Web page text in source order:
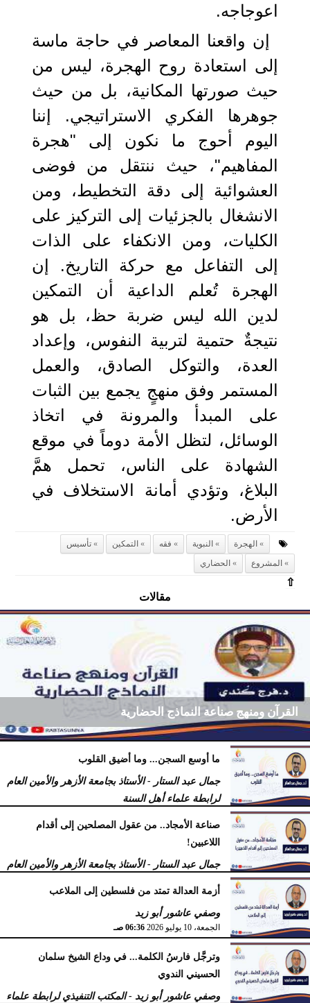
اعوجاجه.
إن واقعنا المعاصر في حاجة ماسة
إلى استعادة روح الهجرة، ليس من
حيث صورتها المكانية، بل من حيث
جوهرها الفكري الاستراتيجي. إننا
اليوم أحوج ما نكون إلى "هجرة
المفاهيم"، حيث ننتقل من فوضى
العشوائية إلى دقة التخطيط، ومن
الانشغال بالجزئيات إلى التركيز على
الكليات، ومن الانكفاء على الذات
إلى التفاعل مع حركة التاريخ. إن
الهجرة تُعلم الداعية أن التمكين
لدين الله ليس ضربة حظ، بل هو
نتيجةٌ حتمية لتربية النفوس، وإعداد
العدة، والتوكل الصادق، والعمل
المستمر وفق منهجٍ يجمع بين الثبات
على المبدأ والمرونة في اتخاذ
الوسائل، لتظل الأمة دوماً في موقع
الشهادة على الناس، تحمل همَّ
البلاغ، وتؤدي أمانة الاستخلاف في
الأرض.
الهجرة النبوية فقه التمكين
تأسيس
المشروع
الحضاري
⇧
مقالات
القرآن ومنهج صناعة النماذج الحضارية
فرج كُندي - رئيس مركز الكُندي للدراسات والبحوث
السبت، 18 يوليو 2026 09:14 مـ
ما أوسع السجن... وما أضيق القلوب
جمال عبد الستار - الأستاذ بجامعة الأزهر والأمين العام
لرابطة علماء أهل السنة
السبت، 18 يوليو 2026 12:29 مـ
صناعة الأمجاد.. من عقول المصلحين إلى أقدام
اللاعبين!
جمال عبد الستار - الأستاذ بجامعة الأزهر والأمين العام
لرابطة علماء أهل السنة
الأربعاء، 15 يوليو 2026 09:08 صـ
أزمة العدالة تمتد من فلسطين إلى الملاعب
وصفي عاشور أبو زيد
الجمعة، 10 يوليو 2026 06:36 صـ
وترجَّل فارسُ الكلمة... في وداع الشيخ سلمان
الحسيني الندوي
وصفي عاشور أبو زيد - المكتب التنفيذي لرابطة علماء